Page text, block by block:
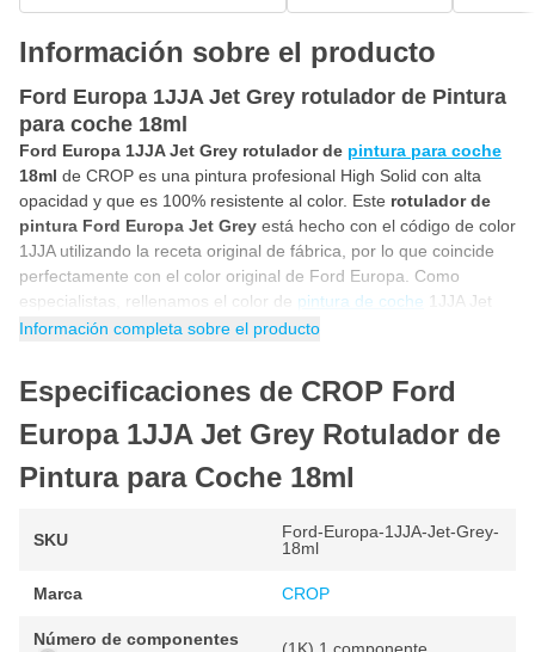
Información sobre el producto
Ford Europa 1JJA Jet Grey rotulador de Pintura
para coche 18ml
Ford Europa 1JJA Jet Grey rotulador de pintura para coche
18ml de CROP es una pintura profesional High Solid con alta
opacidad y que es 100% resistente al color. Este rotulador de
pintura Ford Europa Jet Grey está hecho con el código de color
1JJA utilizando la receta original de fábrica, por lo que coincide
perfectamente con el color original de Ford Europa. Como
especialistas, rellenamos el color de pintura de coche 1JJA Jet
Grey un rotulador de pintura con pincel incluido. Esto hace que
ideal para reparar usted mismo los rayones por piedra, daños de
aparcamiento, arañazos y otros daños menores en la pintura del
coche.
Cómo utilizar el rotulador de pintura para
coches Ford Europa 1JJA?
rotulador de pintura para Ford Europa
1JJAen 5 sencillos pasos. Siguiendo el plan paso a paso que se
el color de
1JJA Jet Grey de la forma
Información completa sobre el producto
Especificaciones de CROP Ford
Europa 1JJA Jet Grey Rotulador de
Pintura para Coche 18ml
SKU
Ford-Europa-1JJA-Jet-Grey-
18ml
Marca CROP
Número de componentes